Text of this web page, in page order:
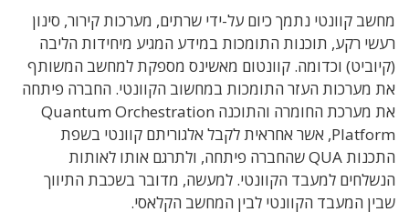
מחשב קוונטי נתמך כיום על-ידי שרתים, מערכות קירור, סינון
רעשי רקע, תוכנות התומכות במידע המגיע מיחידות הליבה
(קיוביט) וכדומה. קוונטום מאשינס מספקת למחשב המשותף
את מערכות העזר התומכות במחשוב הקוונטי. החברה פיתחה
את מערכת החומרה והתוכנה Quantum Orchestration
Platform, אשר אחראית לקבל אלגוריתם קוונטי בשפת
התכנות QUA שהחברה פיתחה, ולתרגם אותו לאותות
הנשלחים למעבד הקוונטי. למעשה, מדובר בשכבת התיווך
שבין המעבד הקוונטי לבין המחשב הקלאסי.